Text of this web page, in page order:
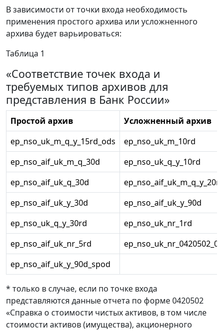
В зависимости от точки входа необходимость
применения простого архива или усложненного
архива будет варьироваться:
Таблица 1
«Соответствие точек входа и
требуемых типов архивов для
представления в Банк России»
Простой архив
Усложненный архив
ep_nso_uk_m_q_y_15rd_ods
ep_nso_uk_m_10rd
ep_nso_aif_uk_m_q_30d
ep_nso_uk_q_y_10rd
ep_nso_aif_uk_q_30d
ep_nso_aif_uk_y_30d
ep_nso_aif_uk_y_90d
ep_nso_uk_q_y_30rd
ep_nso_uk_nr_1rd
ep_nso_aif_uk_nr_5rd
ep_nso_aif_uk_y_90d_spod
* только в случае, если по точке входа
представляются данные отчета по форме 0420502
«Справка о стоимости чистых активов, в том числе
стоимости активов (имущества), акционерного